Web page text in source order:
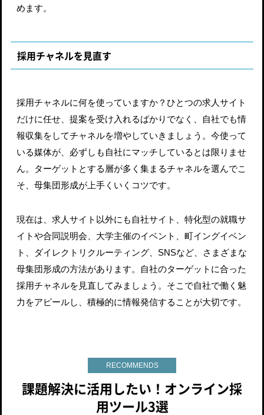
めます。
採用チャネルを見直す
採用チャネルに何を使っていますか？ひとつの求人サイト
だけに任せ、提案を受け入れるばかりでなく、自社でも情
報収集をしてチャネルを増やしていきましょう。今使って
いる媒体が、必ずしも自社にマッチしているとは限りませ
ん。ターゲットとする層が多く集まるチャネルを選んでこ
そ、母集団形成が上手くいくコツです。
現在は、求人サイト以外にも自社サイト、特化型の就職サ
イトや合同説明会、大学主催のイベント、町イングイベン
ト、ダイレクトリクルーティング、SNSなど、さまざまな
母集団形成の方法があります。自社のターゲットに合った
採用チャネルを見直してみましょう。そこで自社で働く魅
力をアピールし、積極的に情報発信することが大切です。
RECOMMENDS
課題解決に活用したい！オンライン採
用ツール3選